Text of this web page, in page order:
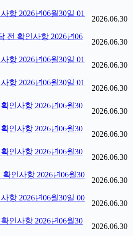
항 2026년06월30일 01
2026.06.30
전 확인사항 2026년06
2026.06.30
항 2026년06월30일 01
2026.06.30
항 2026년06월30일 01
2026.06.30
인사항 2026년06월30
2026.06.30
인사항 2026년06월30
2026.06.30
인사항 2026년06월30
2026.06.30
인사항 2026년06월30
2026.06.30
항 2026년06월30일 00
2026.06.30
인사항 2026년06월30
2026.06.30